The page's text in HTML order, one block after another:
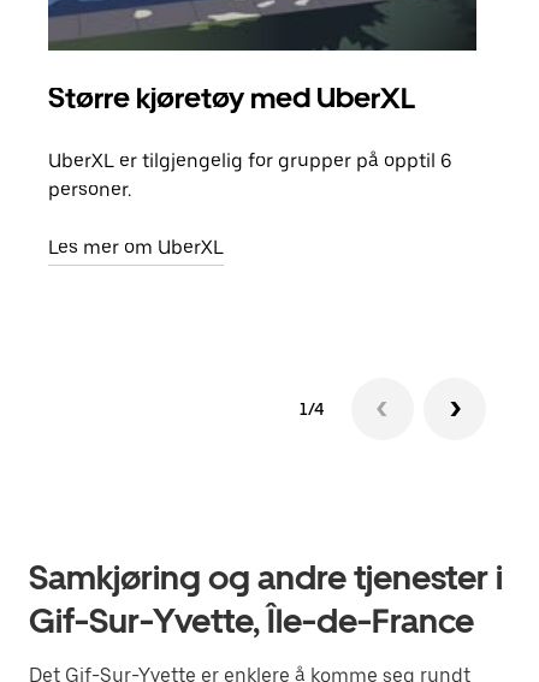
Større kjøretøy med UberXL
UberXL er tilgjengelig for grupper på opptil 6
personer.
Les mer om UberXL
1/4
Samkjøring og andre tjenester i
Gif-Sur-Yvette, Île-de-France
Det Gif-Sur-Yvette er enklere å komme seg rundt